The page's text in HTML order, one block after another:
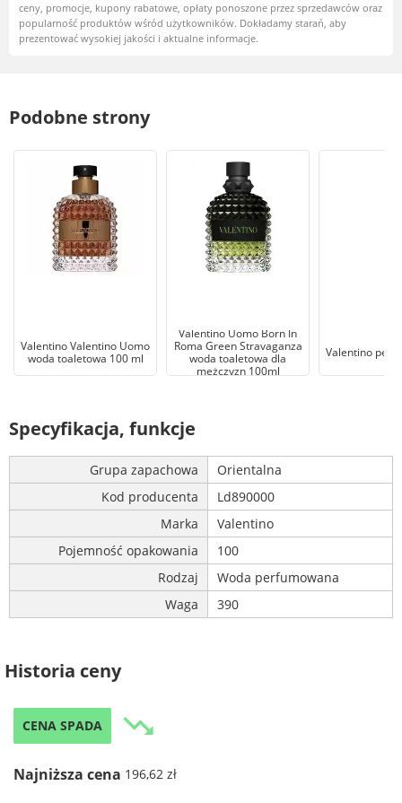
ceny, promocje, kupony rabatowe, opłaty ponoszone przez sprzedawców oraz
popularność produktów wśród użytkowników. Dokładamy starań, aby
prezentować wysokiej jakości i aktualne informacje.
Podobne strony
Valentino Valentino Uomo
woda toaletowa 100 ml
Valentino Uomo Born In
Roma Green Stravaganza
woda toaletowa dla
mężczyzn 100ml
Valentino
Specyfikacja, funkcje
Grupa zapachowa
Orientalna
Kod producenta
Ld890000
Marka
Valentino
Pojemność opakowania
100
Rodzaj
Woda perfumowana
Waga
390
Historia ceny
CENA SPADA trending_down
Najniższa cena 196,62 zł